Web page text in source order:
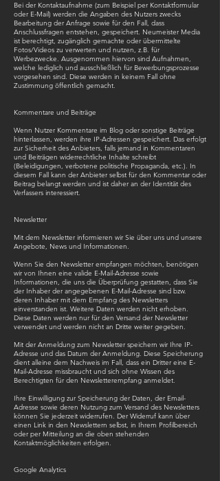
Bei der Kontaktaufnahme (zum Beispiel per Kontaktformular
oder E-Mail) werden die Angaben des Nutzers zwecks
Bearbeitung der Anfrage sowie für den Fall, dass
Anschlussfragen entstehen, gespeichert. Neumeister Media
ist berechtigt, zugänglich gemachte oder übermittelte
Fotos/Videos zu verwerten und nutzen, z.B. für
Werbezwecke. Ausgenommen hiervon sind Aufnahmen,
welche lediglich und ausschließlich für Bewerbungsprozesse
vorgesehen sind. Diese werden in keinem Fall ohne
Zustimmung öffentlich gemacht.
Kommentare und Beiträge
Wenn Nutzer Kommentare im Blog oder sonstige Beiträge
hinterlassen, werden ihre IP-Adressen gespeichert. Das erfolgt
zur Sicherheit des Anbieters, falls jemand in Kommentaren
und Beiträgen widerrechtliche Inhalte schreibt
(Beleidigungen, verbotene politische Propaganda, etc.). In
diesem Fall kann der Anbieter selbst für den Kommentar oder
Beitrag belangt werden und ist daher an der Identität des
Verfassers interessiert.
Newsletter
Mit dem Newsletter informieren wir Sie über uns und unsere
Angebote, News und Informationen.
Wenn Sie den Newsletter empfangen möchten, benötigen
wir von Ihnen eine valide E-Mail-Adresse sowie
Informationen, die uns die Überprüfung gestatten, dass Sie
der Inhaber der angegebenen E-Mail-Adresse sind bzw.
deren Inhaber mit dem Empfang des Newsletters
einverstanden ist. Weitere Daten werden nicht erhoben.
Diese Daten werden nur für den Versand der Newsletter
verwendet und werden nicht an Dritte weiter gegeben.
Mit der Anmeldung zum Newsletter speichern wir Ihre IP-
Adresse und das Datum der Anmeldung. Diese Speicherung
dient alleine dem Nachweis im Fall, dass ein Dritter eine E-
Mail-Adresse missbraucht und sich ohne Wissen des
Berechtigten für den Newsletterempfang anmeldet.
Ihre Einwilligung zur Speicherung der Daten, der Email-
Adresse sowie deren Nutzung zum Versand des Newsletters
können Sie jederzeit widerrufen. Der Widerruf kann über
einen Link in den Newslettern selbst, in Ihrem Profilbereich
oder per Mitteilung an die oben stehenden
Kontaktmöglichkeiten erfolgen.
Google Analytics